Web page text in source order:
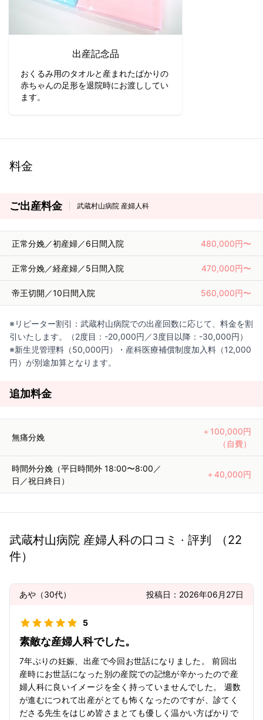
出産記念品
おくるみ用のタオルと産まれたばかりの
赤ちゃんの足形を退院時にお渡ししてい
ます。
料金
ご出産料金 武蔵村山病院 産婦人科
正常分娩／初産婦／6日間入院 480,000円〜
正常分娩／経産婦／5日間入院 470,000円〜
帝王切開／10日間入院 560,000円〜
※リピーター割引：武蔵村山病院での出産回数に応じて、料金を割
引いたします。（2度目：-20,000円／3度目以降：-30,000円）
※新生児管理料（50,000円）・産科医療補償制度加入料（12,000
円）が別途加算となります。
追加料金
無痛分娩
＋100,000円
（自費）
時間外分娩（平日時間外 18:00〜8:00／
日／祝日終日）
＋40,000円
武蔵村山病院 産婦人科の口コミ · 評判 （22
件）
あや （30代） 投稿日： 2026年06月27日
5
素敵な産婦人科でした。
7年ぶりの妊娠、出産で今回お世話になりました。 前回出
産時にお世話になった別の産院での記憶が辛かったので産
婦人科に良いイメージを全く持っていませんでした。 週数
が進むにつれて出産がとても怖くなったのですが、診てく
ださる先生をはじめ皆さまとても優しく温かい方ばかりで